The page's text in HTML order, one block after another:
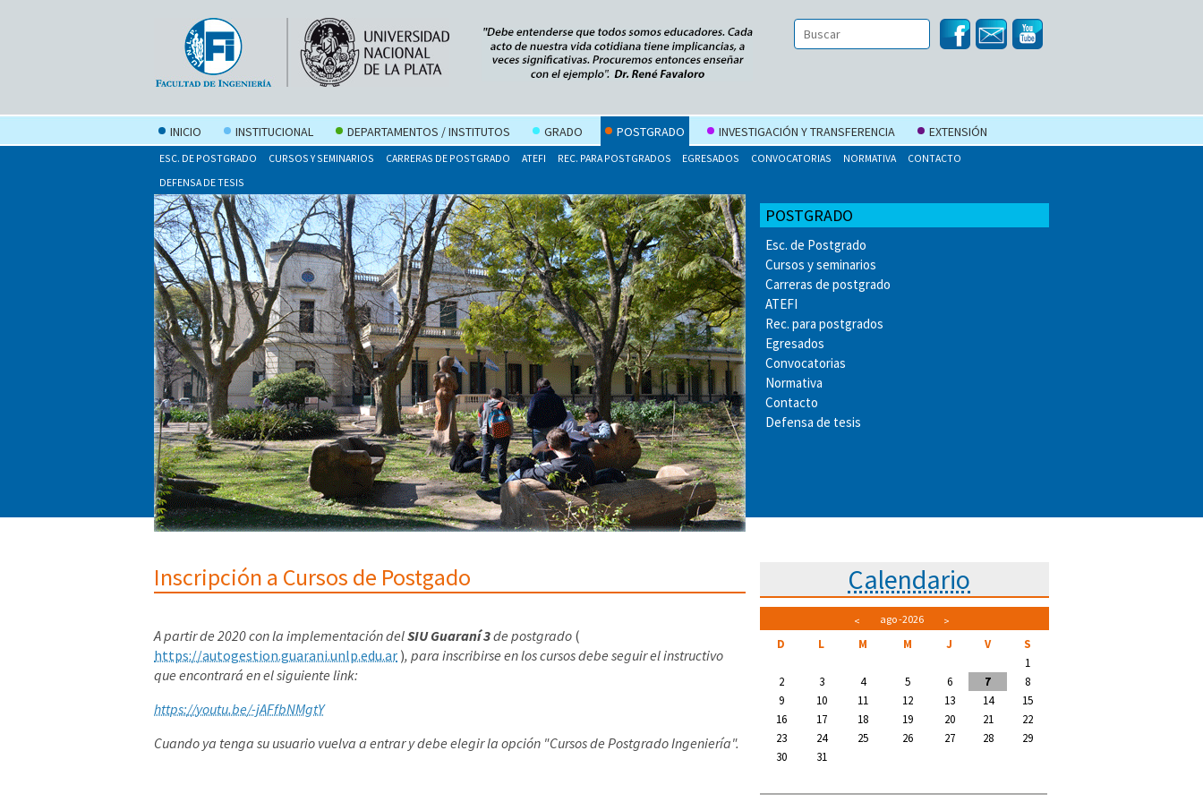
INICIO INSTITUCIONAL DEPARTAMENTOS / INSTITUTOS GRADO POSTGRADO INVESTIGACIÓN Y TRANSFERENCIA EXTENSIÓN
ESC. DE POSTGRADO CURSOS Y SEMINARIOS CARRERAS DE POSTGRADO ATEFI REC. PARA POSTGRADOS EGRESADOS CONVOCATORIAS NORMATIVA
CONTACTO
DEFENSA DE TESIS
POSTGRADO
Esc. de Postgrado
Cursos y seminarios
Carreras de postgrado
ATEFI
Rec. para postgrados
Egresados
Convocatorias
Normativa
Contacto
Defensa de tesis
Inscripción a Cursos de Postgado
A partir de 2020 con la implementación delSIU Guaraní 3de postgrado (
https://autogestion.guarani.unlp.edu.ar ), para inscribirse en los cursos debe seguir el instructivo
que encontrará en el siguiente link:
https://youtu.be/-jAFfbNMgtY
Cuando ya tenga su usuario vuelva a entrar y debe elegir la opción "Cursos de Postgrado Ingeniería".
Calendario
< ago-2026 >
D L M M J V
S
1
2
3 4 5 6 7
8
9
10 11 12 13 14
15
16
17 18 19 20 21
22
23
24 25 26 27 28
29
30
31